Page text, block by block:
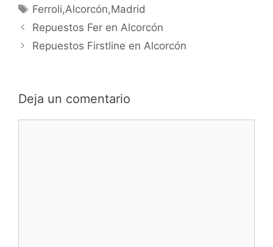
Etiquetas
Ferroli,Alcorcón,Madrid
Navegación
de
entradas
Repuestos Fer en Alcorcón
Repuestos Firstline en Alcorcón
Deja un comentario